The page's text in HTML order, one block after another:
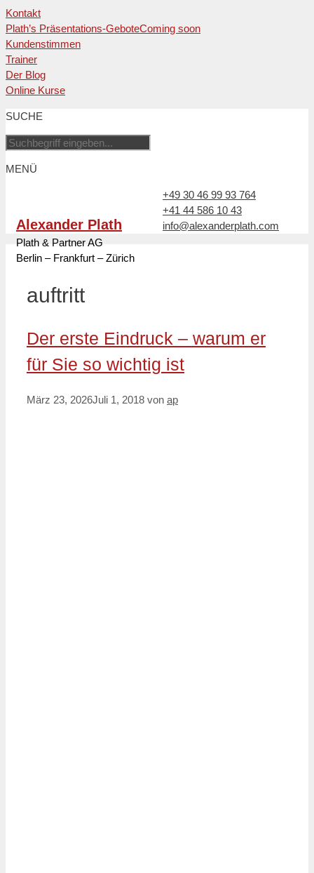
Kontakt
Plath’s Präsentations-GeboteComing soon
Kundenstimmen
Trainer
Der Blog
Online Kurse
Inhalt
springen
SUCHE
MENÜ
Alexander Plath
Plath & Partner AG
Berlin – Frankfurt – Zürich
+49 30 46 99 93 764
+41 44 586 10 43
info@alexanderplath.com
auftritt
Der erste Eindruck – warum er
für Sie so wichtig ist
März 23, 2026Juli 1, 2018 von ap